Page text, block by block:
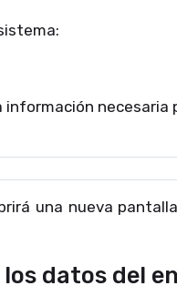
necesaria
una nueva
datos del